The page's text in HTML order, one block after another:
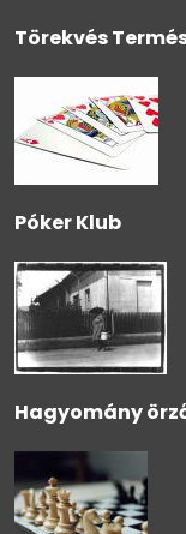
Törekvés
Póker Klub
Hagyomány